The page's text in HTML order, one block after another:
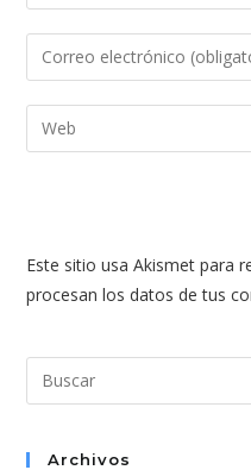
tu
nombre
de
usuario
Introduce
tu
dirección
de
comentar
Introduce
la
web
(opcional)
Este sitio usa Akismet para
procesan los datos de tus
Archivos